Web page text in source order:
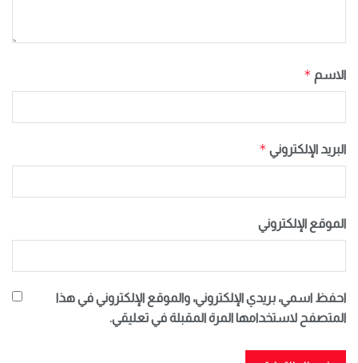
الاسم *
البريد الإلكتروني *
الموقع الإلكتروني
احفظ اسمي، بريدي الإلكتروني، والموقع الإلكتروني في هذا
المتصفح لاستخدامها المرة المقبلة في تعليقي.